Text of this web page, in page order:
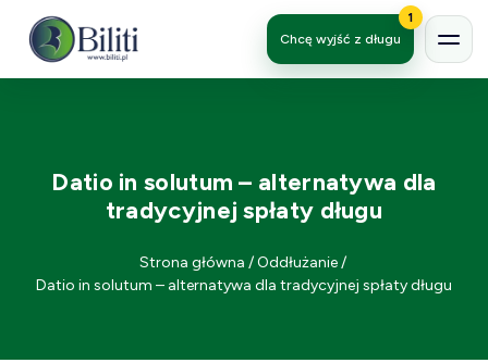
Chcę wyjść z długu
1
Datio in solutum – alternatywa dla
tradycyjnej spłaty długu
Strona główna /Oddłużanie/
Datio in solutum – alternatywa dla tradycyjnej spłaty długu